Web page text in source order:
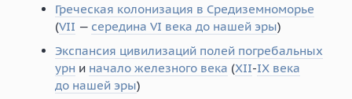
Греческая колонизация в Средиземноморье
(VII — середина VI века до нашей эры)
Экспансия цивилизаций полей погребальных
урн и начало железного века (XII-IX века
до нашей эры)